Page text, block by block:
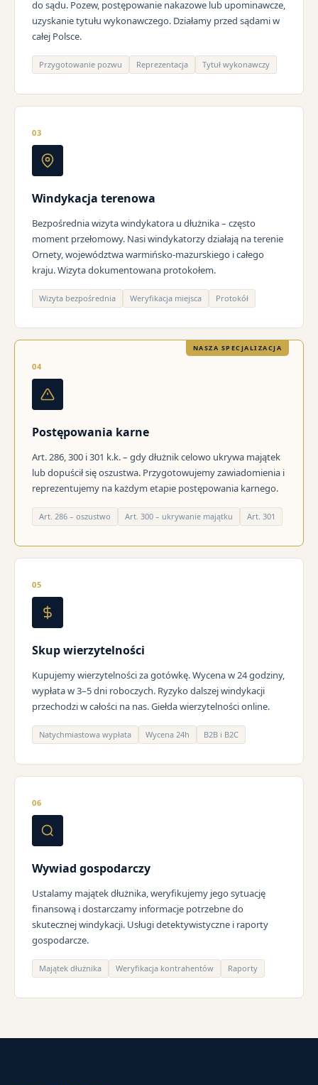
do sądu. Pozew, postępowanie nakazowe lub upominawcze,
uzyskanie tytułu wykonawczego. Działamy przed sądami w
całej Polsce.
Przygotowanie pozwu Reprezentacja Tytuł wykonawczy
03
Windykacja terenowa
Bezpośrednia wizyta windykatora u dłużnika – często
moment przełomowy. Nasi windykatorzy działają na terenie
Ornety, województwa warmińsko-mazurskiego i całego
kraju. Wizyta dokumentowana protokołem.
Wizyta bezpośrednia Weryfikacja miejsca Protokół
NASZA SPECJALIZACJA
04
Postępowania karne
Art. 286, 300 i 301 k.k. – gdy dłużnik celowo ukrywa majątek
lub dopuścił się oszustwa. Przygotowujemy zawiadomienia i
reprezentujemy na każdym etapie postępowania karnego.
Art. 286 – oszustwo Art. 300 – ukrywanie majątku Art. 301
05
Skup wierzytelności
Kupujemy wierzytelności za gotówkę. Wycena w 24 godziny,
wypłata w 3–5 dni roboczych. Ryzyko dalszej windykacji
przechodzi w całości na nas. Giełda wierzytelności online.
Natychmiastowa wypłata Wycena 24h B2B i B2C
06
Wywiad gospodarczy
Ustalamy majątek dłużnika, weryfikujemy jego sytuację
finansową i dostarczamy informacje potrzebne do
skutecznej windykacji. Usługi detektywistyczne i raporty
gospodarcze.
Majątek dłużnika Weryfikacja kontrahentów Raporty